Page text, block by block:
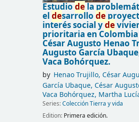
Estudio dela
el desarrollo de
interés social yde
prioritaria en Colombia
César Augusto Henao
Augusto García
Vaca Bohórquez.
by Henao Trujillo, César
García Ubaque, César
Vaca Bohórquez, Martha
Series:Colección Tierra y vida
Edition: Primera edición.